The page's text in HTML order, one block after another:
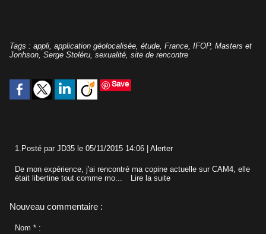
Tags : appli, application géolocalisée, étude, France, IFOP, Masters et
Jonhson, Serge Stoléru, sexualité, site de rencontre
Save
1. Posté par JD35 le 05/11/2015 14:06 Alerter
De mon expérience, j'ai rencontré ma copine actuelle sur CAM4, elle
était libertine tout comme mo...
Lire la suite
Nouveau commentaire :
Nom * :